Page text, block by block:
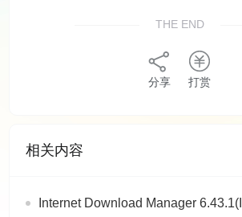
THE END
分享 打赏
相关内容
Internet Download Manager